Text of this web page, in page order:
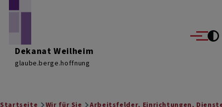
Dekanat Weilheim
glaube.berge.hoffnung
Menü
Startseite Wir für Sie Arbeitsfelder, Einrichtungen,